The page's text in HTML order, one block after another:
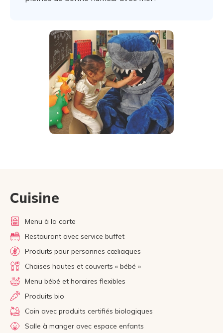
Cuisine
Menu à la carte
Restaurant avec service buffet
Produits pour personnes cœliaques
Chaises hautes et couverts « bébé »
Menu bébé et horaires flexibles
Produits bio
Coin avec produits certifiés biologiques
Salle à manger avec espace enfants